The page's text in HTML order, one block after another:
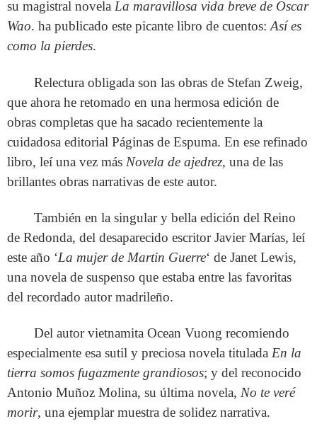
su magistral novela La maravillosa vida breve de Oscar
Wao. ha publicado este picante libro de cuentos:Así es
como la pierdes.
Relectura obligada son las obras de Stefan Zweig,
que ahora he retomado en una hermosa edición de
obras completas que ha sacado recientemente la
cuidadosa editorial Páginas de Espuma. En ese refinado
libro, leí una vez más Novela de ajedrez, una de las
brillantes obras narrativas de este autor.
También en la singular y bella edición del Reino
de Redonda, del desaparecido escritor Javier Marías, leí
este año ‘La mujer de Martin Guerre‘ de Janet Lewis,
una novela de suspenso que estaba entre las favoritas
del recordado autor madrileño.
Del autor vietnamita Ocean Vuong recomiendo
especialmente esa sutil y preciosa novela titulada En la
tierra somos fugazmente grandiosos; y del reconocido
Antonio Muñoz Molina, su última novela, No te veré
morir, una ejemplar muestra de solidez narrativa.